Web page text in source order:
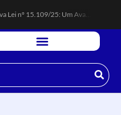
A Nova Lei nº 15.109/25: Um Avanço na Garantia dos Honorários Advocatícios.
Espingarda roubada de agentes de segurança ferroviária é recuperada na Vila Esperança.
Polícia Rodoviária resgata bicho-preguiça na Rodovia dos Imigrantes, em Cubatão.
Cubatão tem vasta programação no Mês da Mulher: atividades começam nesta sexta (7).
Vigilantes são atacados por criminosos armados durante escolta de carga na Vila Esperança.